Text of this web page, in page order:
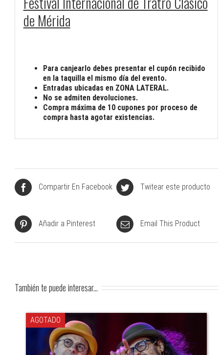
de Mérida
Para canjearlo debes presentar el cupón recibido
en la taquilla el mismo día del evento.
Entradas ubicadas en ZONA LATERAL.
No se admiten devoluciones.
Compra máxima de 10 cupones por proceso de
compra hasta agotar existencias.
Compartir En Facebook Twitear este producto
Añadir a Pinterest Email This Product
También te puede interesar...
AGOTADO